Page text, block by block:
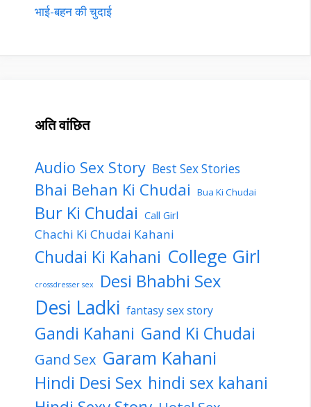
भाई-बहन की चुदाई
अति वांछित
Audio Sex Story Best Sex Stories
Bhai Behan Ki Chudai Bua Ki Chudai
Bur Ki Chudai Call Girl
Chachi Ki Chudai Kahani
Chudai Ki Kahani College Girl
crossdresser sex Desi Bhabhi Sex
Desi Ladki fantasy sex story
Gandi Kahani Gand Ki Chudai
Gand Sex Garam Kahani
Hindi Desi Sex hindi sex kahani